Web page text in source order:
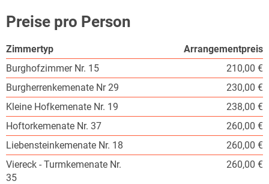
Preise pro Person
Zimmertyp
Arrangementpreis
Burghofzimmer Nr. 15
210,00 €
Burgherrenkemenate Nr 29
230,00 €
Kleine Hofkemenate Nr. 19
238,00 €
Hoftorkemenate Nr. 37
260,00 €
Liebensteinkemenate Nr. 18
260,00 €
Viereck - Turmkemenate Nr.
35
260,00 €